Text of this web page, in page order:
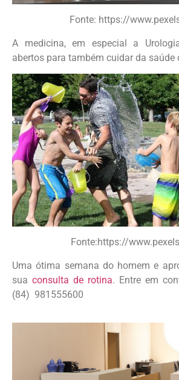
Fonte: https://
A medicina, em especial a
abertos para também cuidar da saúde
Fonte:https://
Uma ótima semana do homem e
sua consulta de rotina. Entre em
(84) 981555600